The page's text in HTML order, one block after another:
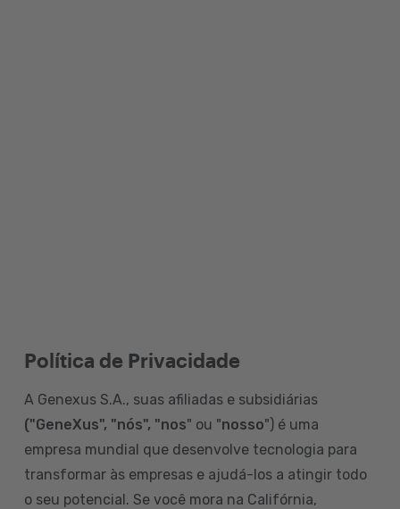
Política de Privacidade
A Genexus S.A., suas afiliadas e subsidiárias
("GeneXus", "nós", "nos" ou "nosso") é uma
empresa mundial que desenvolve tecnologia para
transformar às empresas e ajudá-los a atingir todo
o seu potencial. Se você mora na Califórnia,